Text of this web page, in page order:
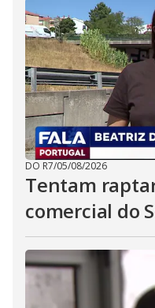
DO R7/05/08/2026
Tentam
comercial do